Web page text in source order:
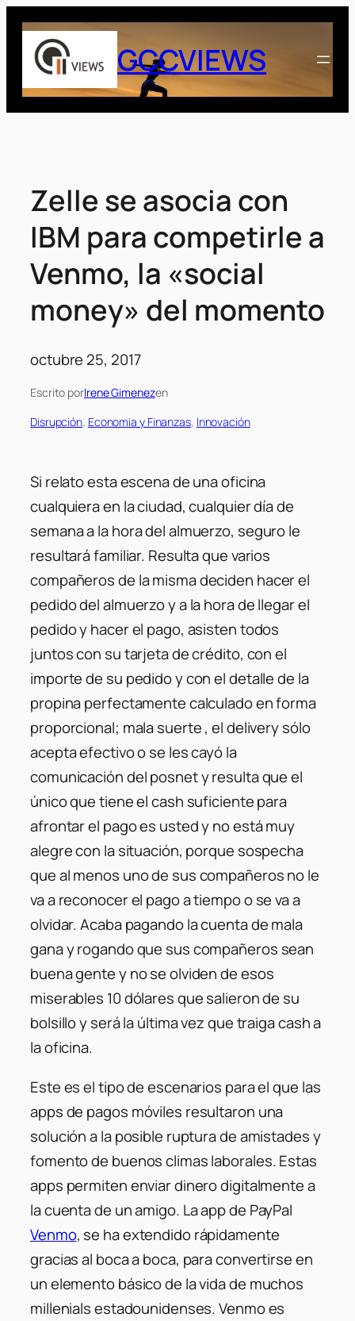
Saltar
contenido
GCCVIEWS
Zelle se asocia con
IBM para competirle a
Venmo, la «social
money» del momento
octubre 25, 2017
Escrito porIrene Gimenezen
Disrupción, Economia y Finanzas, Innovación
Si relato esta escena de una oficina
cualquiera en la ciudad, cualquier día de
semana a la hora del almuerzo, seguro le
resultará familiar. Resulta que varios
compañeros de la misma deciden hacer el
pedido del almuerzo y a la hora de llegar el
pedido y hacer el pago, asisten todos
juntos con su tarjeta de crédito, con el
importe de su pedido y con el detalle de la
propina perfectamente calculado en forma
proporcional; mala suerte , el delivery sólo
acepta efectivo o se les cayó la
comunicación del posnet y resulta que el
único que tiene el cash suficiente para
afrontar el pago es usted y no está muy
alegre con la situación, porque sospecha
que al menos uno de sus compañeros no le
va a reconocer el pago a tiempo o se va a
olvidar. Acaba pagando la cuenta de mala
gana y rogando que sus compañeros sean
buena gente y no se olviden de esos
miserables 10 dólares que salieron de su
bolsillo y será la última vez que traiga cash a
la oficina.
Este es el tipo de escenarios para el que las
apps de pagos móviles resultaron una
solución a la posible ruptura de amistades y
fomento de buenos climas laborales. Estas
apps permiten enviar dinero digitalmente a
la cuenta de un amigo. La app de PayPal
Venmo, se ha extendido rápidamente
gracias al boca a boca, para convertirse en
un elemento básico de la vida de muchos
millenials estadounidenses. Venmo es